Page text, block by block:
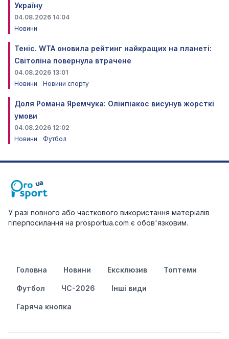
Україну
04.08.2026 14:04
Новини
Теніс. WTA оновила рейтинг найкращих на планеті:
Світоліна повернула втрачене
04.08.2026 13:01
Новини
Новини спорту
Доля Романа Яремчука: Оліипіакос висунув жорсткі
умови
04.08.2026 12:02
Новини
Футбол
У разі повного або часткового використання матеріалів
гіперпосилання на prosportua.com є обов'язковим.
Головна Новини Ексклюзив Топтеми
Футбол ЧС-2026 Інші види
Гаряча кнопка